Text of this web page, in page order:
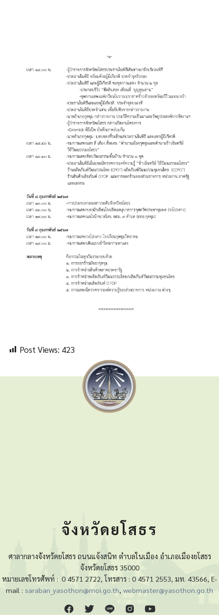
Post Views: 423
จังหวัดยโสธร
ศาลากลางจังหวัดยโสธร ถนนแจ้งสนิท ตำบลในเมือง อำเภอเมืองยโสธร
จังหวัดยโสธร 35000
หมายเลขโทรศัพท์ : 0 4571 2722, โทรสาร : 0 4571 2553, มท. 43566, E-
mail : saraban_yasothon@moi.go.th, webmaster@yasothon.go.th